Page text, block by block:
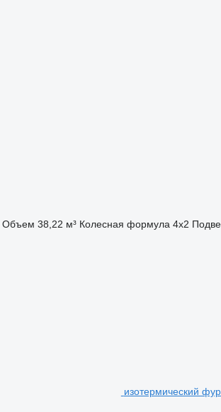
Объем 38,22 м³ Колесная формула 4x2
изотермический